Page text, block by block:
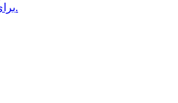
برای محصولات بیشتر کلیک کنید.